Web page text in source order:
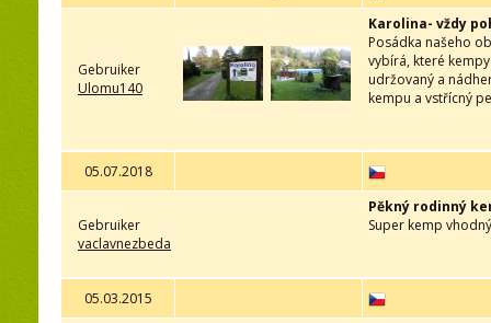
Gebruiker
Ulomu140
Karolina- vždy
Posádka našeho
vybírá, které
udržovaný a
kempu a vstřícný
05.07.2018
Gebruiker
vaclavnezbeda
Pěkný rodinný
Super kemp
05.03.2015